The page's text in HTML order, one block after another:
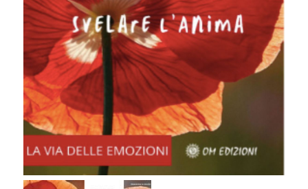
IL MIO ACCOUNT
CARRELLO